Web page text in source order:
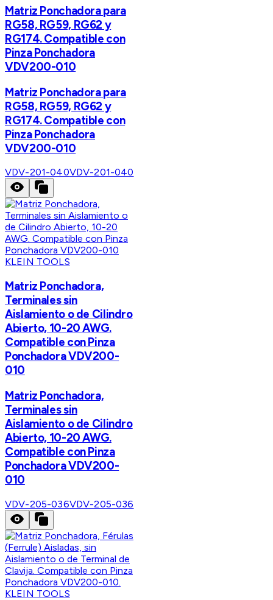
Matriz Ponchadora para
RG58, RG59, RG62 y
RG174. Compatible con
Pinza Ponchadora
VDV200-010
Matriz Ponchadora para
RG58, RG59, RG62 y
RG174. Compatible con
Pinza Ponchadora
VDV200-010
VDV-201-040VDV-201-040
KLEIN TOOLS
Matriz Ponchadora,
Terminales sin
Aislamiento o de Cilindro
Abierto, 10-20 AWG.
Compatible con Pinza
Ponchadora VDV200-
010
Matriz Ponchadora,
Terminales sin
Aislamiento o de Cilindro
Abierto, 10-20 AWG.
Compatible con Pinza
Ponchadora VDV200-
010
VDV-205-036VDV-205-036
KLEIN TOOLS